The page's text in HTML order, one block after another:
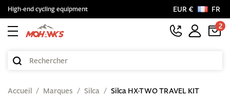
High-end cycling equipment EUR €
FR
2
Accueil Marques Silca Silca HX-TWO TRAVEL KIT